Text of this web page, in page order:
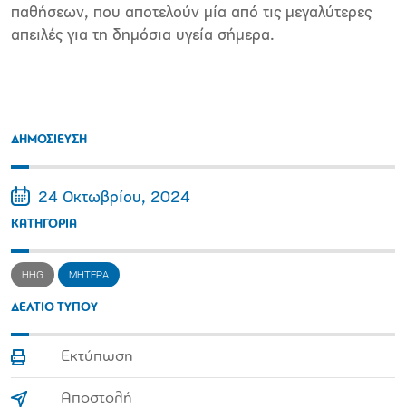
παθήσεων, που αποτελούν μία από τις μεγαλύτερες
απειλές για τη δημόσια υγεία σήμερα.
ΔΗΜΟΣΙΕΥΣΗ
24 Οκτωβρίου, 2024
ΚΑΤΗΓΟΡΙΑ
HHG ΜΗΤΕΡΑ
ΔΕΛΤΙΟ ΤΥΠΟΥ
Εκτύπωση
Αποστολή